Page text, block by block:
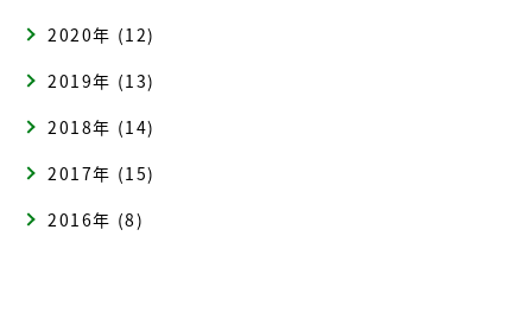
2020年 (12)
2019年 (13)
2018年 (14)
2017年 (15)
2016年 (8)